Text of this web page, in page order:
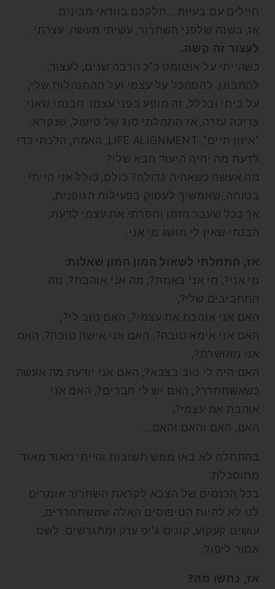
חיילים עם בעיות….חלקכם בוודאי מבינים.
אז, בשנה שלפני השחרור, עשיתי מעשה, עצרתי.
לעצור זה קשה.
כשהייתי על אוטומט כ"כ הרבה שנים, לעצור,
להתבונן, להסתכל על עצמי ועל ההתנהלות שלי,
על ביתי ובכלל, זה מופע בפני עצמו. הבנתי שאני
צריכה עזרה, אז התחלתי סוג של טיפול, שנקרא:
"איזון חיים", LIFE ALIGNMENT, האמת, הלכתי כדי
לדעת מה יהיה היעוד הבא שלי?
מה אעשה כשאהיה גדולה? כולם, כולל אני הייתי
בטוחה, שאמשיך לעסוק בפעילות הגופנית,
אך ככל שעבר הזמן וחפרתי את עצמי לדעת,
הבנתי שאין לי מושג מי אני.
אז, התחלתי לשאול המון המון שאלות:
מי אני?, מי אני באמת?, מה אני אוהבת?, מה
התחביבים שלי?,
האם אני אוהבת את עצמי?, האם טוב לי?,
האם אני אימא טובה?, האם אני אישה טובה?, האם
אני מאושרת?,
האם היה לי טוב בצבא?, האם אני יודעת מה אעשה
כשאשתחרר?, האם יש לי חברים?, האם אני
אוהבת את עצמי?,
האם, האם והאם והאם….
בהתחלה לא באו ממש תשובות והייתי מאוד מאוד
מתוסכלת.
בכל הכנסים של הצבא לקראת השחרור אומרים
לנו לא להיות הטיפוסים האלה שמשתחררים,
עושים קעקוע, קונים ג'יפ ענק ומתגרשים. לשם
אסור ליפול.
אז, נחשו מה?